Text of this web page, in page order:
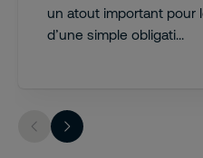
un atout important pour
d’une simple obligati...